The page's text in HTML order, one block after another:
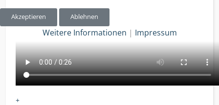
+
Akzeptieren Ablehnen
Weitere Informationen | Impressum